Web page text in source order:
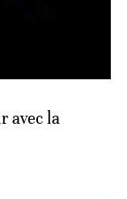
avec la